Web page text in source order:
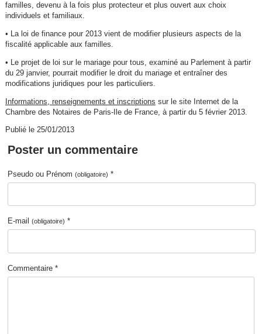
familles, devenu à la fois plus protecteur et plus ouvert aux choix
individuels et familiaux.
• La loi de finance pour 2013 vient de modifier plusieurs aspects de la
fiscalité applicable aux familles.
• Le projet de loi sur le mariage pour tous, examiné au Parlement à partir
du 29 janvier, pourrait modifier le droit du mariage et entraîner des
modifications juridiques pour les particuliers.
Informations, renseignements et inscriptions sur le site Internet de la
Chambre des Notaires de Paris-Ile de France, à partir du 5 février 2013.
Publié le 25/01/2013
Poster un commentaire
Pseudo ou Prénom(obligatoire) *
E-mail(obligatoire) *
Commentaire *